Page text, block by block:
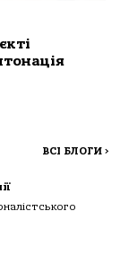
ВСІ БЛОГИ >